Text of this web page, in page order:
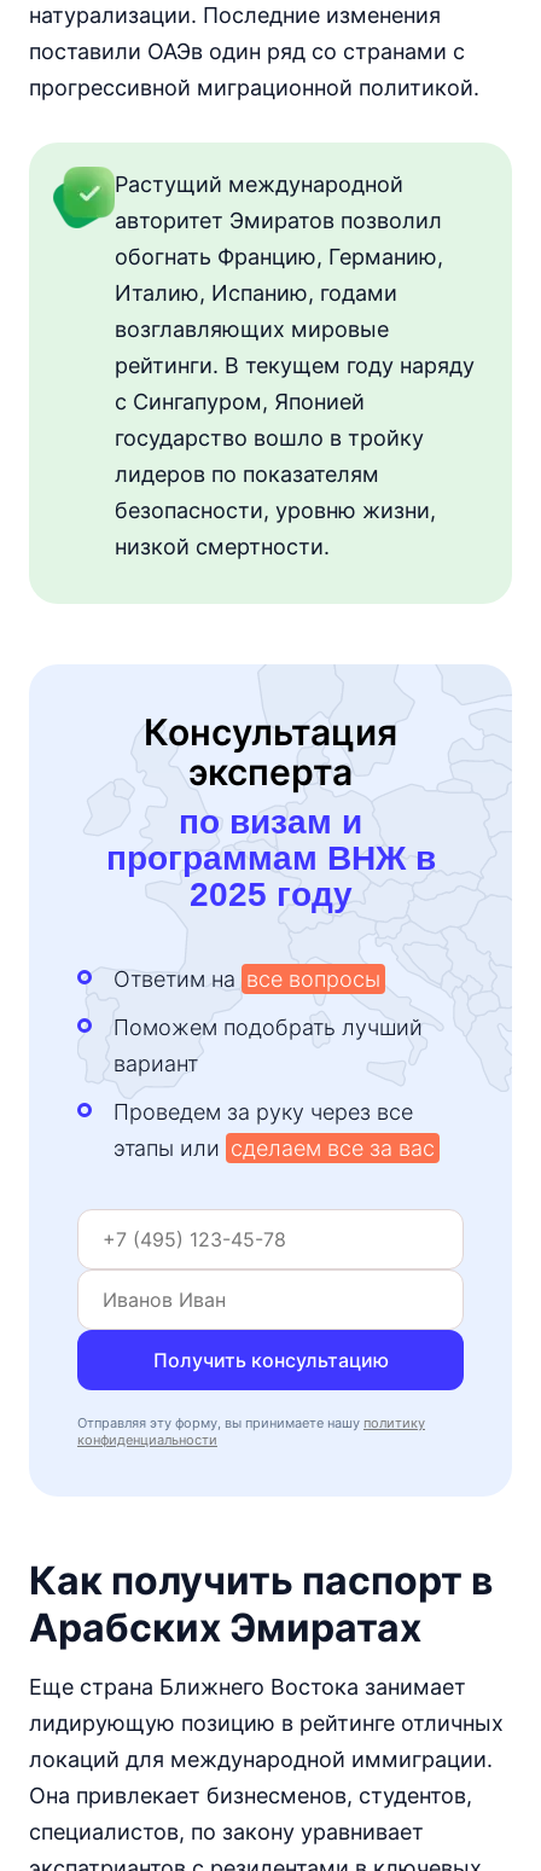
натурализации. Последние изменения
поставили ОАЭв один ряд со странами с
прогрессивной миграционной политикой.
Растущий международной
авторитет Эмиратов позволил
обогнать Францию, Германию,
Италию, Испанию, годами
возглавляющих мировые
рейтинги. В текущем году наряду
с Сингапуром, Японией
государство вошло в тройку
лидеров по показателям
безопасности, уровню жизни,
низкой смертности.
Консультация
эксперта
по визам и
программам ВНЖ в
2025 году
Ответим на все вопросы
Поможем подобрать лучший
вариант
Проведем за руку через все
этапы или сделаем все за вас
Получить консультацию
Отправляя эту форму, вы принимаете нашу политику
конфиденциальности
Как получить паспорт в
Арабских Эмиратах
Еще страна Ближнего Востока занимает
лидирующую позицию в рейтинге отличных
локаций для международной иммиграции.
Она привлекает бизнесменов, студентов,
специалистов, по закону уравнивает